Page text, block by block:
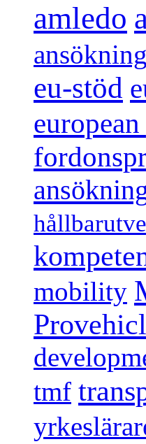
amledo
eu-stöd
mobility
tmf